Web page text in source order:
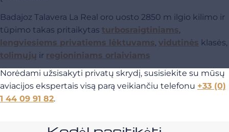
Badajoz Talavera La Real oro uosto 2850 m ilgio kilimo ir
tūpimo takas pritaikytas turbosraigtiniams,
lengviesiems privatiems lėktuvams, vidutinės klasės,
tolimųjų ir regioniniams orlaiviams
Norėdami užsisakyti privatų skrydį, susisiekite su mūsų
aviacijos ekspertais visą parą veikiančiu telefonu +33 (0)
1 44 09 91 82.